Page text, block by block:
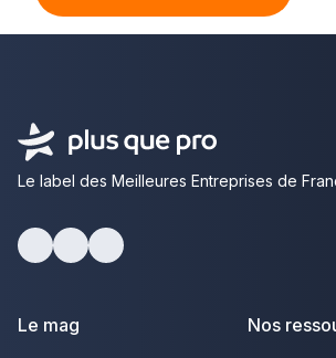
Le label des Meilleures Entreprises de
Le mag Nos